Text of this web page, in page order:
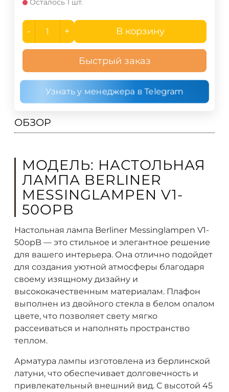
Осталось 1 шт.
- + В корзину
Быстрый заказ
Узнать у менеджера в Telegram
ОБЗОР
МОДЕЛЬ: НАСТОЛЬНАЯ
ЛАМПА BERLINER
MESSINGLAMPEN V1-
50OPB
Настольная лампа Berliner Messinglampen V1-
50opB — это стильное и элегантное решение
для вашего интерьера. Она отлично подойдет
для создания уютной атмосферы благодаря
своему изящному дизайну и
высококачественным материалам. Плафон
выполнен из двойного стекла в белом опалом
цвете, что позволяет свету мягко
рассеиваться и наполнять пространство
теплом.
Арматура лампы изготовлена из берлинской
латуни, что обеспечивает долговечность и
привлекательный внешний вид. С высотой 45